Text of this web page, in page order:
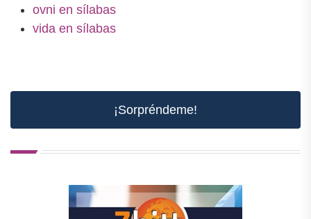
ovni en sílabas
vida en sílabas
¡Sorpréndeme!